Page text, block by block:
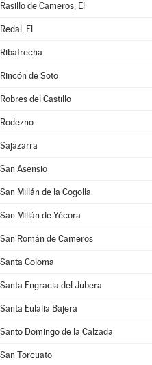
Rasillo de Cameros, El
Redal, El
Ribafrecha
Rincón de Soto
Robres del Castillo
Rodezno
Sajazarra
San Asensio
San Millán de la Cogolla
San Millán de Yécora
San Román de Cameros
Santa Coloma
Santa Engracia del Jubera
Santa Eulalia Bajera
Santo Domingo de la Calzada
San Torcuato